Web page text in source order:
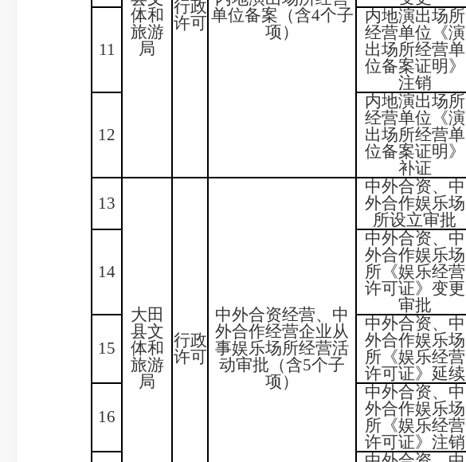
体和
旅游
局
行政
许可 单位备案（含4个子
项）
11
内地演出场所
经营单位《演
出场所经营单
位备案证明》
注销
12
内地演出场所
经营单位《演
出场所经营单
位备案证明》
补证
13
大田
县文
体和
旅游
局
行政
许可
中外合资经营、中
外合作经营企业从
事娱乐场所经营活
动审批（含5个子
项）
中外合资、中
外合作娱乐场
所设立审批
14
中外合资、中
外合作娱乐场
所《娱乐经营
许可证》变更
审批
15
中外合资、中
外合作娱乐场
所《娱乐经营
许可证》延续
16
中外合资、中
外合作娱乐场
所《娱乐经营
许可证》注销